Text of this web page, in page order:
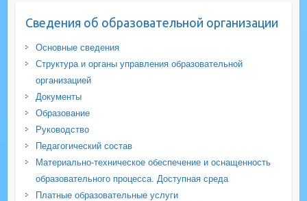
Сведения об образовательной организации
Основные сведения
Структура и органы управления образовательной
организацией
Документы
Образование
Руководство
Педагогический состав
Материально-техническое обеспечение и оснащенность
образовательного процесса. Доступная среда
Платные образовательные услуги